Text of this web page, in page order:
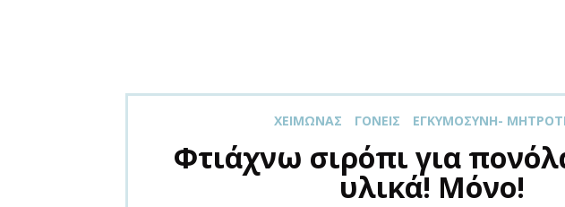
XΕΙΜΏΝΑΣ ΓΟΝΕΊΣ ΕΓΚΥΜΟΣΎΝΗ-
Φτιάχνω σιρόπι για
υλικά! Μόνο!